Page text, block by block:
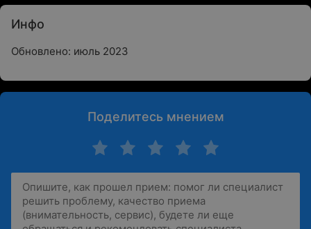
Инфо
Обновлено: июль 2023
Поделитесь мнением